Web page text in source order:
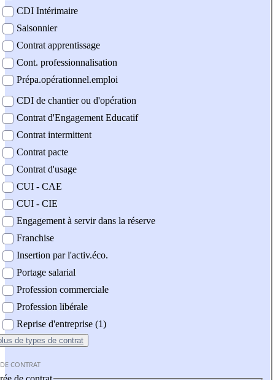
CDI Intérimaire
Saisonnier
Contrat apprentissage
Cont. professionnalisation
Prépa.opérationnel.emploi
CDI de chantier ou d'opération
Contrat d'Engagement Educatif
Contrat intermittent
Contrat pacte
Contrat d'usage
CUI - CAE
CUI - CIE
Engagement à servir dans la réserve
Franchise
Insertion par l'activ.éco.
Portage salarial
Profession commerciale
Profession libérale
Reprise d'entreprise (1)
de types de contrat
CONTRAT